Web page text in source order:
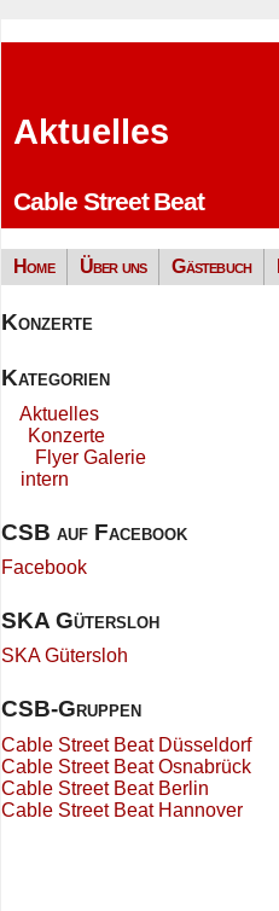
Aktuelles
Cable Street Beat
Home Über uns Gästebuch
Konzerte
Kategorien
Aktuelles
Konzerte
Flyer Galerie
intern
CSB auf Facebook
Facebook
SKA Gütersloh
SKA Gütersloh
CSB-Gruppen
Cable Street Beat Düsseldorf
Cable Street Beat Osnabrück
Cable Street Beat Berlin
Cable Street Beat Hannover